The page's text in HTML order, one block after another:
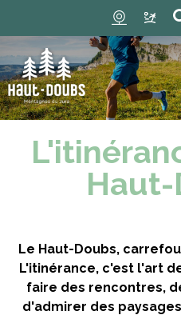
Haut-
Le Haut-Doubs,
L'itinérance, c'est l'art
faire des rencontres,
d'admirer des